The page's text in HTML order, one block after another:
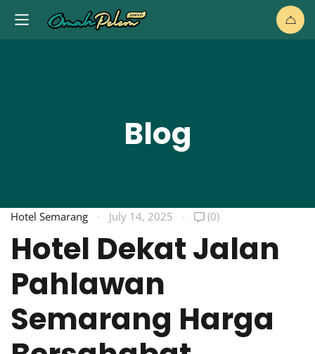
Blog
Hotel Semarang July 14, 2025 (0)
Hotel Dekat Jalan
Pahlawan
Semarang Harga